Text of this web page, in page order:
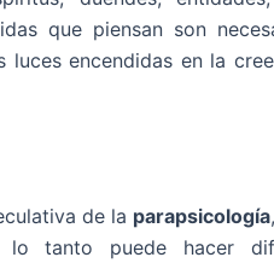
que piensan son
encendidas en la
de la parapsicología
tanto puede hacer